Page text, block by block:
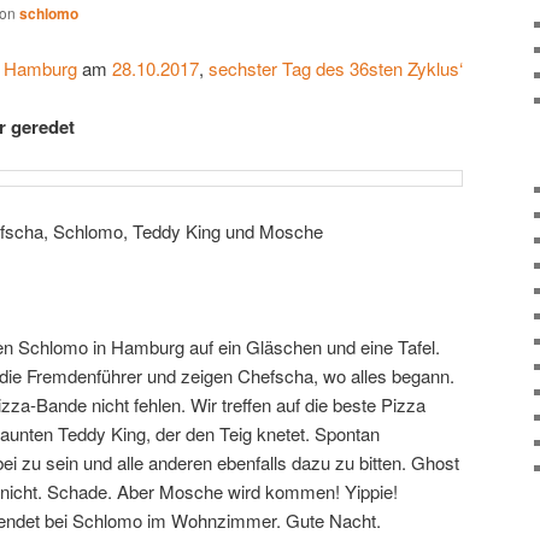
schlomo
Hamburgam 28.10.2017, sechster Tag des 36sten Zyklus‘
geredet
Schlomo, Teddy King und Mosche
Schlomo in Hamburg auf ein Gläschen und eine Tafel.
Fremdenführer und zeigen Chefscha, wo alles begann.
Bande nicht fehlen. Wir treffen auf die beste Pizza
Teddy King, der den Teig knetet. Spontan
zu sein und alle anderen ebenfalls dazu zu bitten. Ghost
Schade. Aber Mosche wird kommen! Yippie!
bei Schlomo im Wohnzimmer. Gute Nacht.